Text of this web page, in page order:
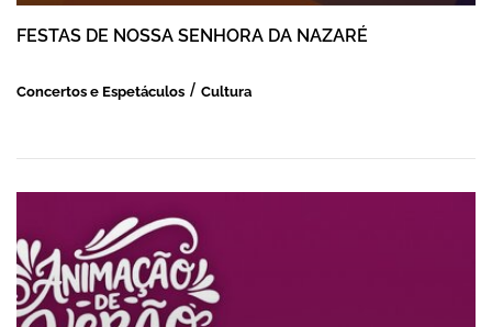
FESTAS DE NOSSA SENHORA DA NAZARÉ
Concertos e Espetáculos Cultura